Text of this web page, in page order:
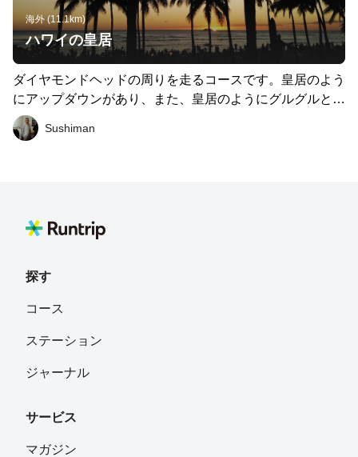
海外 (11.1km)
ハワイの皇居
ダイヤモンドヘッドの周りを走るコースです。皇居のよう
にアップダウンがあり、また、皇居のようにグルグルと周
回出来ます。また、皇居のように1周の距離も6.3km (パ
キ・アベニューを走った場合)と似たような距離になって
ね。 皆さんも、ハワイの涼しい風に吹かれながらハワイ
れ時に南側の海を下ってくるのが最高ではないかと思いま
り)。。 ※写真 1,2枚目はワイキキビーチ付近 3〜6枚目は
南側のサンセット 9,10枚目はダイヤモンドヘッドロード
北側の夜景
Sushiman
探す
コース
ステーション
ジャーナル
サービス
マガジン